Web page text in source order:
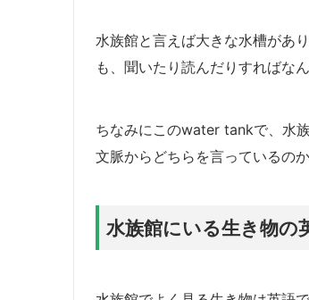
水族館と言えば大きな水槽があり
も、聞いたり読んだりすればな
ちなみにこのwater tankで、水
文脈からどちらを言っているの
水族館にいる生き物の